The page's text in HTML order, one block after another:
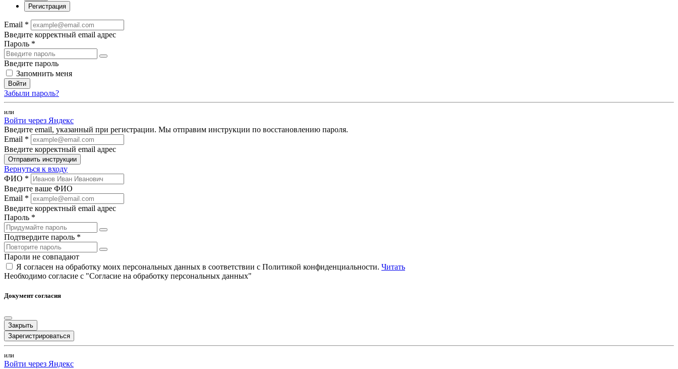
Регистрация
Email *
Введите корректный email адрес
Пароль *
Введите пароль
Запомнить меня
Войти
Забыли пароль?
или
Войти через Яндекс
Введите email, указанный при регистрации. Мы отправим инструкции по восстановлению пароля.
Email *
Введите корректный email адрес
Отправить инструкции
Вернуться к входу
ФИО *
Введите ваше ФИО
Email *
Введите корректный email адрес
Пароль *
Подтвердите пароль *
Пароли не совпадают
Я согласен на обработку моих персональных данных в соответствии с Политикой конфиденциальности. Читать
Необходимо согласие с "Согласие на обработку персональных данных"
Документ согласия
Закрыть
Зарегистрироваться
или
Войти через Яндекс